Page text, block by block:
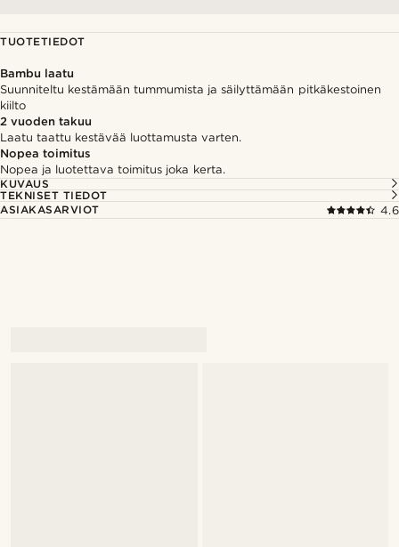
TUOTETIEDOT
Bambu laatu
Suunniteltu kestämään tummumista ja säilyttämään pitkäkestoinen
kiilto
2 vuoden takuu
Laatu taattu kestävää luottamusta varten.
Nopea toimitus
Nopea ja luotettava toimitus joka kerta.
KUVAUS
TEKNISET TIEDOT
ASIAKASARVIOT
4.6